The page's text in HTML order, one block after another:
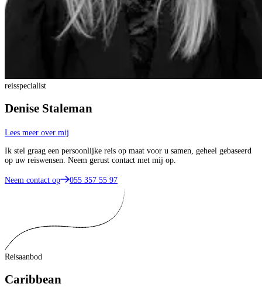
reisspecialist
Denise Staleman
Lees meer over mij
Ik stel graag een persoonlijke reis op maat voor u samen, geheel gebaseerd
op uw reiswensen. Neem gerust contact met mij op.
Neem contact op 055 357 55 97
Reisaanbod
Caribbean